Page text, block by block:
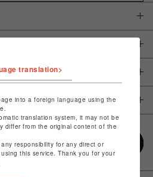
translation>
into a foreign language using the
translation system, it may not be
differ from the original content of the
responsibility for any direct or
this service. Thank you for your